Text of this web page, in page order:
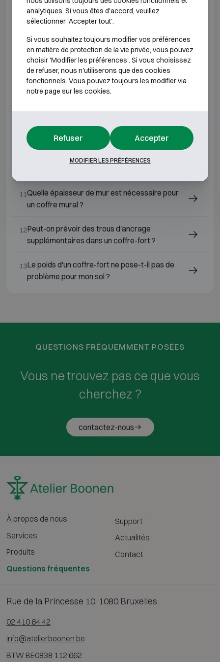
06Pourquoi livrons-nous ou vendons-nous
uniquement en Belgique ?
Peut-on installer un coffre-fort dans une
armoire encastrée ?
08Peut-on suspendre un coffre-fort au mur ?
09Peut-on placer et sceller un coffre-fort soi-
Un coffre à encastrer, coffre mural ou coffre
de sol doit-il toujours être scellé dans la
11Quelle épaisseur de mur est nécessaire pour
un coffre mural ?
12Peut-on prévoir des trous d'ancrage
supplémentaires dans un coffre-fort ?
13Le poids d'un coffre-fort ne pose-t-il pas de
problème pour mon sol ?
QUESTIONS FRÉQUEMMENT POSÉES
Vous ne trouvez pas ce que vous
cherchez ?
contactez-nous
À propos de nous
Services
Produits
Questions fréquentes
Support
Actualités
Contact
Rue de la Princesse 10, 1080 Bruxelles
02 410 64 42
info@atelierboonen.be
BTW BE0838 112 662
analytiques. Si vous êtes d'accord, veuillez
sélectionner 'Accepter tout'.
Si vous souhaitez toujours modifier vos préférences
en matière de protection de la vie privée, vous pouvez
choisir 'Modifier les préférences'. Si vous choisissez
de refuser, nous n'utiliserons que des cookies
fonctionnels. Vous pouvez toujours les modifier via
notre page sur les cookies.
Refuser Accepter
MODIFIER LES PRÉFÉRENCES